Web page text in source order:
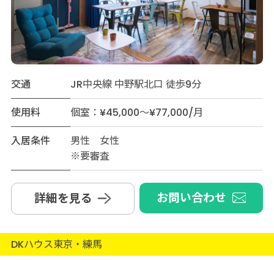
交通
JR中央線 中野駅北口 徒歩9分
使用料
個室：¥45,000～¥77,000/月
入居条件
男性 女性
※要審査
詳細を見る お問い合わせ
DKハウス東京・練馬